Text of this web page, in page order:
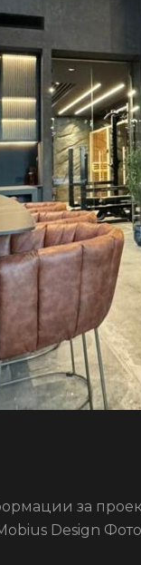
за
Design